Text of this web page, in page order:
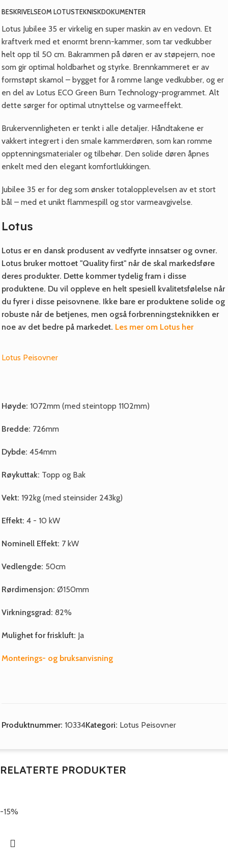
BESKRIVELSEOM LOTUSTEKNISKDOKUMENTER
Lotus Jubilee 35 er virkelig en super maskin av en vedovn. Et
kraftverk med et enormt brenn-kammer, som tar vedkubber
helt opp til 50 cm. Bakrammen på døren er av støpejern, noe
som gir optimal holdbarhet og styrke. Brennkammeret er av
formstøpt skamol – bygget for å romme lange vedkubber, og er
en del av Lotus ECO Green Burn Technology-programmet. Alt
dette sørger for optimal utnyttelse og varmeeffekt.
Brukervennligheten er tenkt i alle detaljer. Håndtakene er
vakkert integrert i den smale kammerdøren, som kan romme
opptenningsmaterialer og tilbehør. Den solide døren åpnes
enkelt med den elegant komfortlukkingen.
Jubilee 35 er for deg som ønsker totalopplevelsen av et stort
bål – med et unikt flammespill og stor varmeavgivelse.
Lotus
Lotus er en dansk produsent av vedfyrte innsatser og ovner.
Lotus bruker mottoet "Quality first" når de skal markedsføre
deres produkter. Dette kommer tydelig fram i disse
produktene. Du vil oppleve en helt spesiell kvalitetsfølelse når
du fyrer i disse peisovnene. Ikke bare er produktene solide og
robuste når de betjenes, men også forbrenningsteknikken er
noe av det bedre på markedet. Les mer om Lotus her
Lotus Peisovner
Høyde: 1072mm (med steintopp 1102mm)
Bredde: 726mm
Dybde: 454mm
Røykuttak: Topp og Bak
Vekt: 192kg (med steinsider 243kg)
Effekt: 4 - 10 kW
Nominell Effekt: 7 kW
Vedlengde: 50cm
Rørdimensjon: Ø150mm
Virkningsgrad: 82%
Mulighet for friskluft: Ja
Monterings- og bruksanvisning
Produktnummer: 10334Kategori: Lotus Peisovner
RELATERTE PRODUKTER
-15%